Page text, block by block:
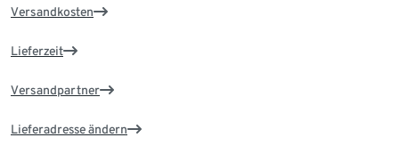
Versandkosten
Lieferzeit
Versandpartner
Lieferadresse ändern